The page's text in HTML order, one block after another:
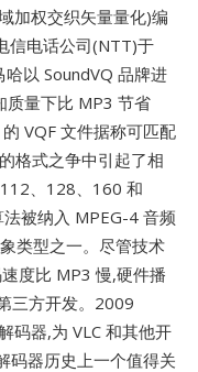
加权交织矢量量化)编
信电话公司(NTT)于
以 SoundVQ 品牌进
质量下比 MP3 节省
VQF 文件据称可匹配
格式之争中引起了相
、128、160 和
被纳入 MPEG-4 音频
类型之一。尽管技术
度比 MP3 慢,硬件播
三方开发。2009
码器,为 VLC 和其他开
码器历史上一个值得关